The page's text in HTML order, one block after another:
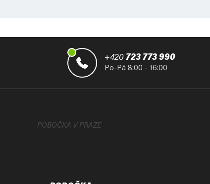
+420 723 773 990
Po-Pá 8:00 - 16:00
POBOČKA V PRAZE